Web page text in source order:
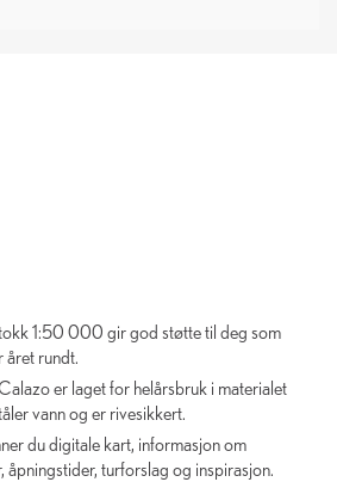
1:50 000 gir god støtte til deg som
året rundt.
er laget for helårsbruk i materialet
vann og er rivesikkert.
du digitale kart, informasjon om
åpningstider, turforslag og inspirasjon.